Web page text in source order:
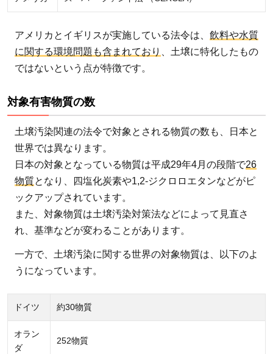
アメリカとイギリスが実施している法令は、 飲料や水質
に関する環境問題も含まれており
、土壌に特化したもの
ではないという点が特徴です。
対象有害物質の数
土壌汚染関連の法令で対象とされる物質の数も、日本と
世界では異なります。
日本の対象となっている物質は平成29年4月の段階で26
物質となり、四塩化炭素や1,2-ジクロロエタンなどがピ
ックアップされています。
また、対象物質は土壌汚染対策法などによって見直さ
れ、基準などが変わることがあります。
一方で、土壌汚染に関する世界の対象物質は、以下のよ
うになっています。
ドイツ 約30物質
オラン
ダ
252物質